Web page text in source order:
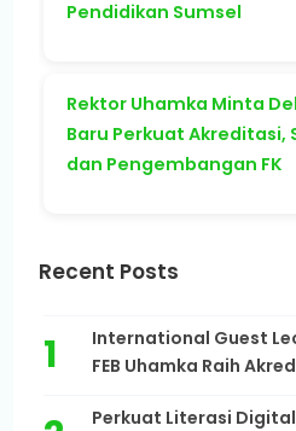
Pendidikan Sumsel
Rektor Uhamka Minta
Baru Perkuat Akreditasi,
dan Pengembangan FK
Recent Posts
International Guest
FEB Uhamka Raih
Perkuat Literasi